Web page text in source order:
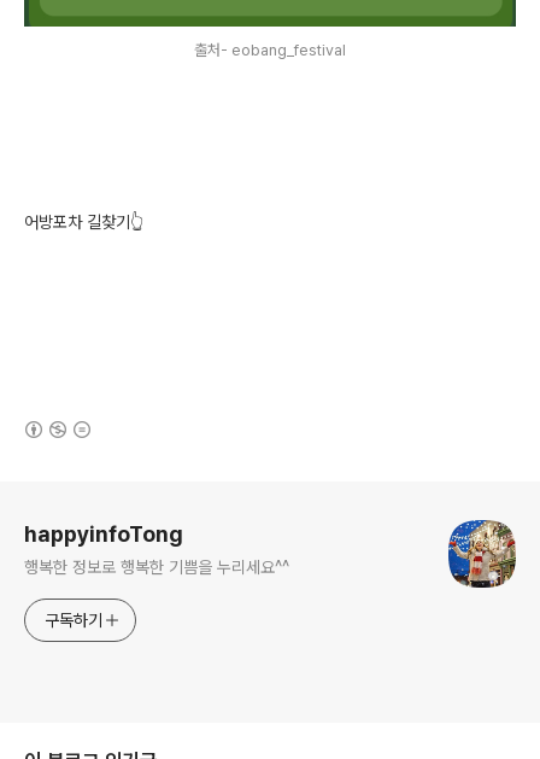
출처- eobang_festival
어방포차 길찾기👆️
happyinfoTong
행복한 정보로 행복한 기쁨을 누리세요^^
구독하기